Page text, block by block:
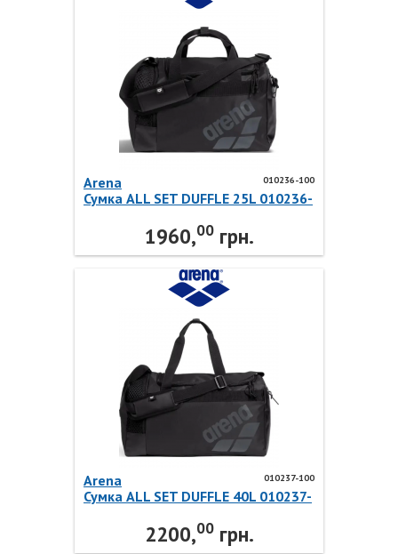
010236-100
Arena
Сумка ALL SET DUFFLE 25L 010236-
1960,00грн.
010237-100
Arena
Сумка ALL SET DUFFLE 40L 010237-
2200,00грн.